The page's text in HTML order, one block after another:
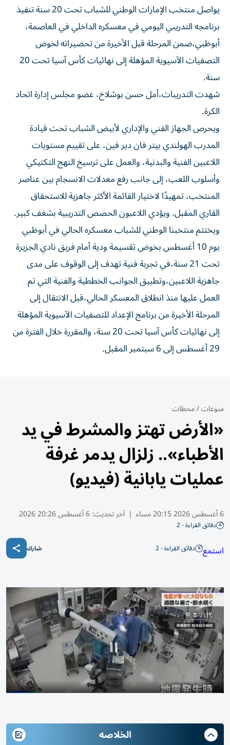
يواصل منتخب الإمارات الوطني للشباب تحت 20 سنة تنفيذ
برنامجه التدريبي اليومي في معسكره الداخلي في العاصمة،
أبوظبي،ضمن المرحلة قبل الأخيرة من تحضيراته لخوض
التصفيات الآسيوية المؤهلة إلى نهائيات كأس آسيا تحت 20
سنة.
شهدت التدريبات،أمل حسن بوشلاخ، عضو مجلس إدارة اتحاد
الكرة.
ويحرص الجهاز الفني والإداري لأبيض الشباب تحت قيادة
المدرب الهولندي بيتر فان دير فين، على تقييم مستويات
اللاعبين الفنية والبدنية، والعمل على ترسيخ النهج التكتيكي
وأسلوب اللعب، إلى جانب رفع معدلات الانسجام بين عناصر
المنتخب، تمهيدًا لاختيار القائمة الأكثر جاهزية للاستحقاق
القاري المقبل. ويؤدي اللاعبون الحصص التدريبية بشغف كبير.
ويختتم منتخبنا الوطني للشباب معسكره الحالي في أبوظبي
يوم 10 أغسطس بخوض تقسيمة ودية أمام فريق نادي الجزيرة
تحت 21 سنة،في تجربة فنية تهدف إلى الوقوف على مدى
جاهزية اللاعبين،وتطبيق الجوانب الخططية والفنية التي تم
العمل عليها منذ انطلاق المعسكر الحالي،قبل الانتقال إلى
المرحلة الأخيرة من برنامج الإعداد للتصفيات الآسيوية المؤهلة
إلى نهائيات كأس آسيا تحت 20 سنة، والمقررة خلال الفترة من
29 أغسطس إلى 6 سبتمبر المقبل.
منوعات/محطات
«الأرض تهتز والمشرط في يد
الأطباء».. زلزال يدمر غرفة
عمليات يابانية (فيديو)
6 أغسطس 2026 20:15 مساء | آخر تحديث:6 أغسطس 20:26 2026
دقائق القراءة - 2
استمع دقائق القراءة - 2 شارك
الخلاصه